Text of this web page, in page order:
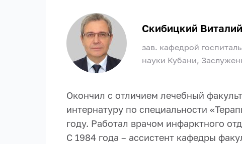
Скибицкий
зав. кафедрой
науки Кубани,
Окончил с отличием лечебный
интернатуру по специальности
году. Работал врачом инфарктного
С 1984 года – ассистент кафедры